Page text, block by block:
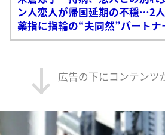
ン人恋人が帰国延期の不穏…2
薬指に指輪の“夫同然”パートナ
広告の下にコンテンツ